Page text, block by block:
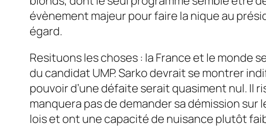
évènement majeur pour faire la nique au
égard.
Resituons les choses : la France et le monde
du candidat UMP. Sarko devrait se montrer
pouvoir d’une défaite serait quasiment nul. Il
manquera pas de demander sa démission sur
lois et ont une capacité de nuisance plutôt